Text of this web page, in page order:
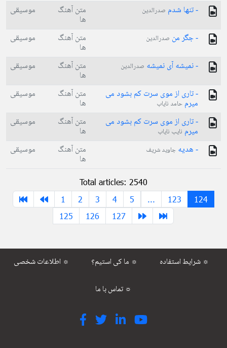
- تنها شدم صدرالدین متن آهنگ
ها
موسیقی
- جگر من صدرالدین متن آهنگ
ها
موسیقی
- نمیشه آی نمیشه صدرالدین متن آهنگ
ها
موسیقی
- تاری از موی سرت کم بشود می
میرم حامد نایاب
متن آهنگ
ها
موسیقی
- تاری از موی سرت کم بشود می
میرم نایب نایاب
متن آهنگ
ها
موسیقی
- هدیه جاوید شریف متن آهنگ
ها
موسیقی
Total articles: 2540
1
2 3 4 5 ... 123
124
125
126 127
اطلاعات شخصی ☼ ما کی استیم؟ ☼ شرایط استفاده ☼
تماس با ما ☼